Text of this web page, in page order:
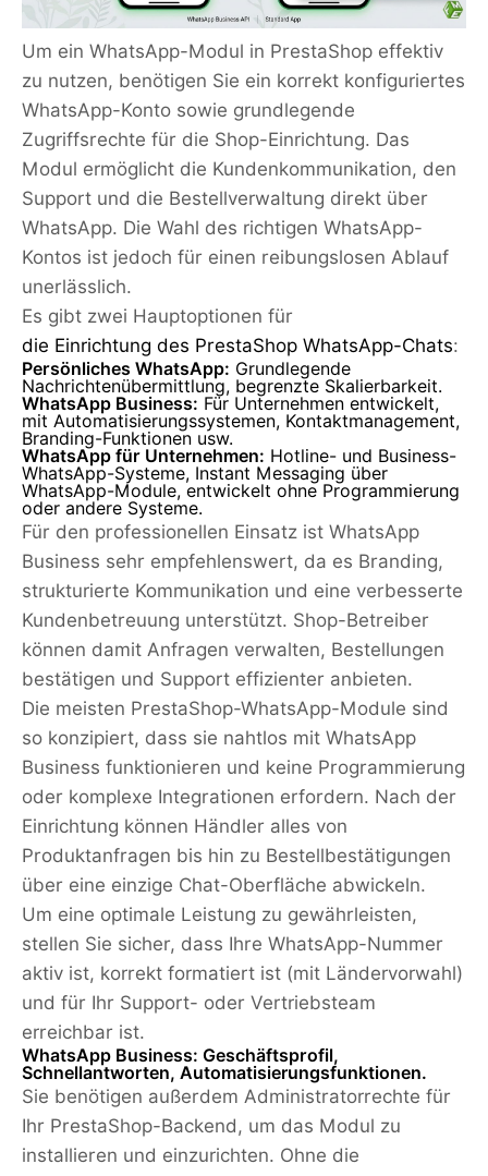
Um ein WhatsApp-Modul in PrestaShop effektiv
zu nutzen, benötigen Sie ein korrekt konfiguriertes
WhatsApp-Konto sowie grundlegende
Zugriffsrechte für die Shop-Einrichtung. Das
Modul ermöglicht die Kundenkommunikation, den
Support und die Bestellverwaltung direkt über
WhatsApp. Die Wahl des richtigen WhatsApp-
Kontos ist jedoch für einen reibungslosen Ablauf
unerlässlich.
Es gibt zwei Hauptoptionen für
die Einrichtung des PrestaShop WhatsApp-Chats:
Persönliches WhatsApp: Grundlegende
Nachrichtenübermittlung, begrenzte Skalierbarkeit.
WhatsApp Business: Für Unternehmen entwickelt,
mit Automatisierungssystemen, Kontaktmanagement,
Branding-Funktionen usw.
WhatsApp für Unternehmen: Hotline- und Business-
WhatsApp-Systeme, Instant Messaging über
WhatsApp-Module, entwickelt ohne Programmierung
oder andere Systeme.
Für den professionellen Einsatz ist WhatsApp
Business sehr empfehlenswert, da es Branding,
strukturierte Kommunikation und eine verbesserte
Kundenbetreuung unterstützt. Shop-Betreiber
können damit Anfragen verwalten, Bestellungen
bestätigen und Support effizienter anbieten.
Die meisten PrestaShop-WhatsApp-Module sind
so konzipiert, dass sie nahtlos mit WhatsApp
Business funktionieren und keine Programmierung
oder komplexe Integrationen erfordern. Nach der
Einrichtung können Händler alles von
Produktanfragen bis hin zu Bestellbestätigungen
über eine einzige Chat-Oberfläche abwickeln.
Um eine optimale Leistung zu gewährleisten,
stellen Sie sicher, dass Ihre WhatsApp-Nummer
aktiv ist, korrekt formatiert ist (mit Ländervorwahl)
und für Ihr Support- oder Vertriebsteam
erreichbar ist.
WhatsApp Business: Geschäftsprofil,
Schnellantworten, Automatisierungsfunktionen.
Sie benötigen außerdem Administratorrechte für
Ihr PrestaShop-Backend, um das Modul zu
installieren und einzurichten. Ohne die